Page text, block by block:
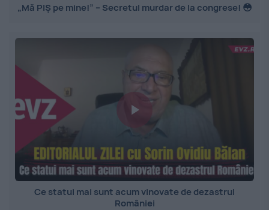
„Mă PIȘ pe mine!” – Secretul murdar de la congrese! 😳
Ce statui mai sunt acum vinovate de dezastrul
României